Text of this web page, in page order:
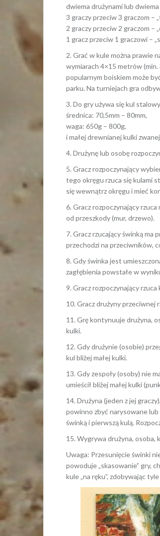
dwiema drużynami lub
3 graczy przeciw 3 graczom –
2 graczy przeciw 2 graczom –
1 gracz przeciw 1 graczowi –
2. Grać w kule można prawie
wymiarach 4×15 metrów
popularnym boiskiem może
parku. Na turniejach gra
3. Do gry używa się kul
średnica: 70,5mm – 80mm,
waga: 650g – 800g,
i małej drewnianej kulki
4. Drużynę lub osobę
5. Gracz rozpoczynający
tego okręgu rzuca się kulami
się wewnątrz okręgu i mieć
6. Gracz rozpoczynający
od przeszkody (mur, drzewo).
7. Gracz rzucający świnką ma
przechodzi na przeciwników,
8. Gdy świnka jest
zagłębienia powstałe w
9. Gracz rozpoczynający
10. Gracz drużyny przeciwnej
11. Grę kontynuuje drużyna,
kulki.
12. Gdy drużynie (osobie)
kul bliżej małej kulki.
13. Gdy zespoły (osoby) nie
umieścił bliżej małej kulki
14. Drużyna (jeden z jej
powinno zbyć narysowane lub
świnką i pierwszą kulą.
15. Wygrywa drużyna,
Uwaga: Przesunięcie świnki
powoduje „skasowanie” gry,
kule „na ręku”, zdobywając